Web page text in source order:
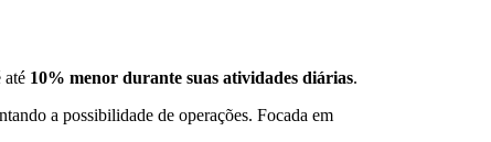
até 10% menor durante suas atividades diárias.
a possibilidade de operações. Focada em